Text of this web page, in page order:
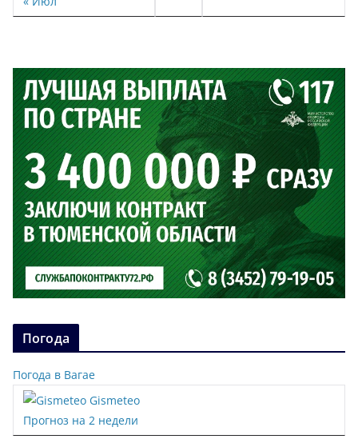
Погода
Погода в Вагае
Gismeteo
Прогноз на 2 недели